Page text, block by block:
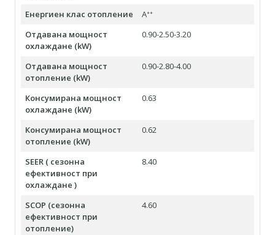
Енергиен клас отопление
Aᐩᐩ
Отдавана мощност
охлаждане (kW)
0.90-2.50-3.20
Отдавана мощност
отопление (kW)
0.90-2.80-4.00
Консумирана мощност
охлаждане (kW)
0.63
Консумирана мощност
отопление (kW)
0.62
SEER ( сезонна
ефективност при
охлаждане )
8.40
SCOP (сезонна
ефективност при
отопление)
4.60